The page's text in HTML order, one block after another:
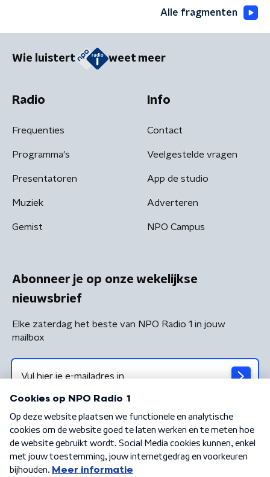
Alle fragmenten
Wie luistert weet meer
Radio
Frequenties
Programma's
Presentatoren
Muziek
Gemist
Info
Contact
Veelgestelde vragen
App de studio
Adverteren
NPO Campus
Abonneer je op onze wekelijkse
nieuwsbrief
Elke zaterdag het beste van NPO Radio 1 in jouw
mailbox
Algemene voorwaarden Privacybeleid